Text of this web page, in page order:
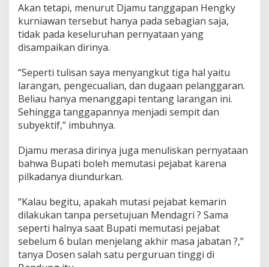
k
a
n
a
n
g
g
a
n
A
m
n
i
s
t
r
a
Akan tetapi, menurut Djamu tanggapan Hengky
kurniawan tersebut hanya pada sebagian saja,
tidak pada keseluruhan pernyataan yang
disampaikan dirinya.
“Seperti tulisan saya menyangkut tiga hal yaitu
larangan, pengecualian, dan dugaan pelanggaran.
Beliau hanya menanggapi tentang larangan ini.
Sehingga tanggapannya menjadi sempit dan
subyektif,” imbuhnya.
Djamu merasa dirinya juga menuliskan pernyataan
bahwa Bupati boleh memutasi pejabat karena
pilkadanya diundurkan.
“Kalau begitu, apakah mutasi pejabat kemarin
dilakukan tanpa persetujuan Mendagri ? Sama
seperti halnya saat Bupati memutasi pejabat
sebelum 6 bulan menjelang akhir masa jabatan ?,”
tanya Dosen salah satu perguruan tinggi di